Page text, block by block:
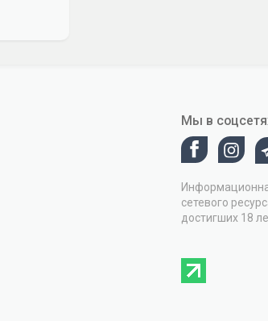
Мы в
сетевого
достигших 18